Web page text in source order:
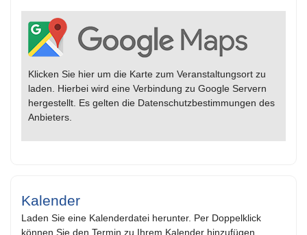
Klicken Sie hier um die Karte zum Veranstaltungsort zu
laden. Hierbei wird eine Verbindung zu Google Servern
hergestellt. Es gelten die Datenschutzbestimmungen des
Anbieters.
Kalender
Laden Sie eine Kalenderdatei herunter. Per Doppelklick
können Sie den Termin zu Ihrem Kalender hinzufügen.